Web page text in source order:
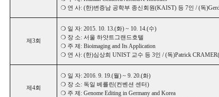
❍ 연 사: (한)변증남 공학부 종신회원(KAIST) 등 7인 / (독
제3회
❍ 일 자: 2015. 10. 13.(화) ~ 10. 14.(수)
❍ 장 소: 서울 하얏트그랜드호텔
❍ 주 제: Bioimaging and Its Application
❍ 연 사: (한)심상희 UNIST 교수 등 3인 / (독)Patrick
제4회
❍ 일 자: 2016. 9. 19.(월) ~ 9. 20.(화)
❍ 장 소: 독일 베를린(컨벤션 센터)
❍ 주 제: Genome Editing in Germany and Korea